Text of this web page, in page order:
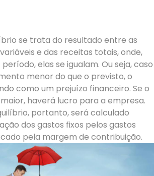
se trata do resultado entre as
e das receitas totais, onde,
elas se igualam. Ou seja, caso
menor do que o previsto, o
como um prejuízo financeiro. Se o
haverá lucro para a empresa.
portanto, será calculado
dos gastos fixos pelos gastos
pela margem de contribuição.